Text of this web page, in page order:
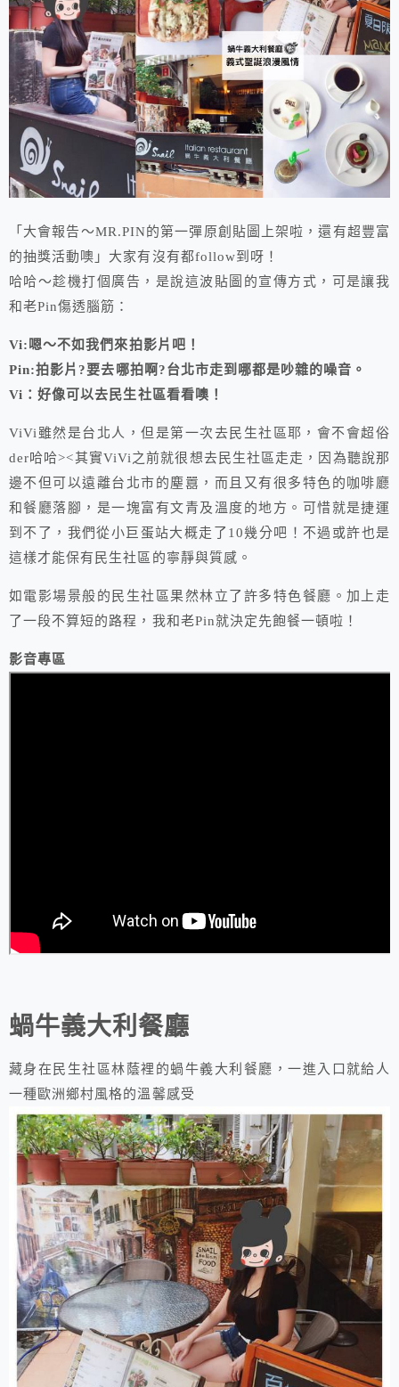
「大會報告～MR.PIN的第一彈原創貼圖上架啦，還有超豐富
的抽獎活動噢」大家有沒有都follow到呀！
哈哈～趁機打個廣告，是說這波貼圖的宣傳方式，可是讓我
和老Pin傷透腦筋：
Vi:嗯～不如我們來拍影片吧！
Pin:拍影片?要去哪拍啊?台北市走到哪都是吵雜的噪音。
Vi：好像可以去民生社區看看噢！
ViVi雖然是台北人，但是第一次去民生社區耶，會不會超俗
der哈哈><其實ViVi之前就很想去民生社區走走，因為聽說那
邊不但可以遠離台北市的塵囂，而且又有很多特色的咖啡廳
和餐廳落腳，是一塊富有文青及溫度的地方。可惜就是捷運
到不了，我們從小巨蛋站大概走了10幾分吧！不過或許也是
這樣才能保有民生社區的寧靜與質感。
如電影場景般的民生社區果然林立了許多特色餐廳。加上走
了一段不算短的路程，我和老Pin就決定先飽餐一頓啦！
影音專區
蝸牛義大利餐廳
藏身在民生社區林蔭裡的蝸牛義大利餐廳，一進入口就給人
一種歐洲鄉村風格的溫馨感受